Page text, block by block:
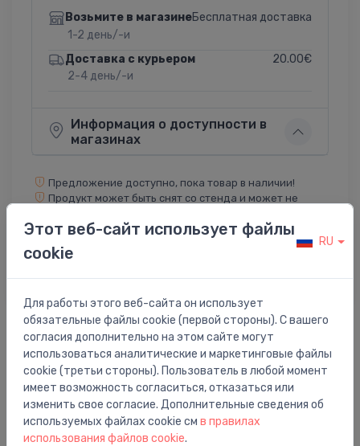
Возьмите в магазине
1-2 день/-и
Бесплатная доставка
Доставка с курьером
2-4 день/-и
20.00€
Информация о доступности в
магазинах
Предложение доступно, пока товар в наличии!
Продукт может быть снят со стенда и может не
Описание товара
pods i.life E rimless, stiprināms pie sienas, 412x610 mm,
ar bidē funkciju, balts
Этот веб-сайт использует файлы
cookie
RU
Для работы этого веб-сайта он использует
обязательные файлы cookie (первой стороны). С вашего
согласия дополнительно на этом сайте могут
использоваться аналитические и маркетинговые файлы
cookie (третьи стороны). Пользователь в любой момент
имеет возможность согласиться, отказаться или
изменить свое согласие. Дополнительные сведения об
используемых файлах cookie см в правилах
использования файлов cookie.